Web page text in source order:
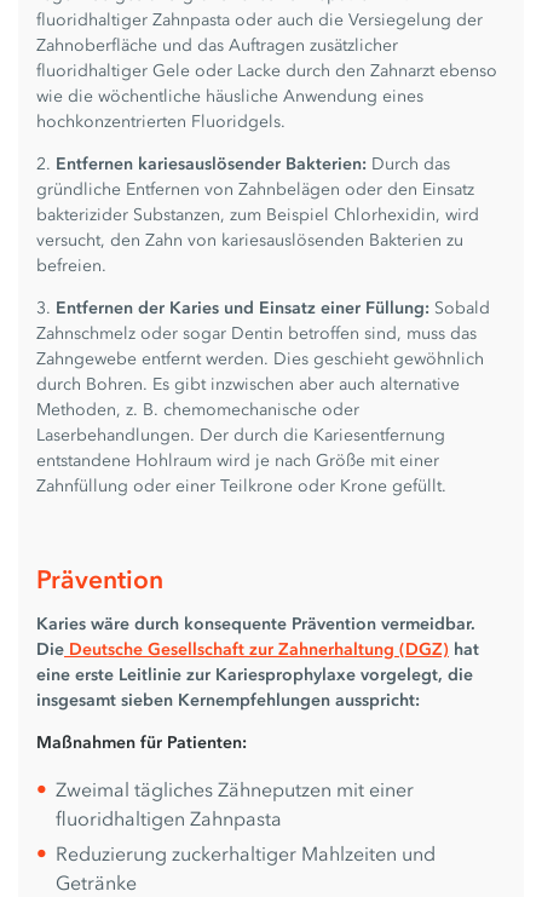
fluoridhaltiger Zahnpasta oder auch die Versiegelung der
Zahnoberfläche und das Auftragen zusätzlicher
fluoridhaltiger Gele oder Lacke durch den Zahnarzt ebenso
wie die wöchentliche häusliche Anwendung eines
hochkonzentrierten Fluoridgels.
2. Entfernen kariesauslösender Bakterien: Durch das
gründliche Entfernen von Zahnbelägen oder den Einsatz
bakterizider Substanzen, zum Beispiel Chlorhexidin, wird
versucht, den Zahn von kariesauslösenden Bakterien zu
befreien.
3. Entfernen der Karies und Einsatz einer Füllung: Sobald
Zahnschmelz oder sogar Dentin betroffen sind, muss das
Zahngewebe entfernt werden. Dies geschieht gewöhnlich
durch Bohren. Es gibt inzwischen aber auch alternative
Methoden, z. B. chemomechanische oder
Laserbehandlungen. Der durch die Kariesentfernung
entstandene Hohlraum wird je nach Größe mit einer
Zahnfüllung oder einer Teilkrone oder Krone gefüllt.
Prävention
Karies wäre durch konsequente Prävention vermeidbar.
Die Deutsche Gesellschaft zur Zahnerhaltung (DGZ) hat
eine erste Leitlinie zur Kariesprophylaxe vorgelegt, die
insgesamt sieben Kernempfehlungen ausspricht:
Maßnahmen für Patienten:
Zweimal tägliches Zähneputzen mit einer
fluoridhaltigen Zahnpasta
Reduzierung zuckerhaltiger Mahlzeiten und
Getränke